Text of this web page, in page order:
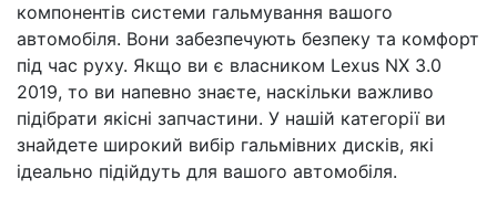
компонентів системи гальмування вашого
автомобіля. Вони забезпечують безпеку та комфорт
під час руху. Якщо ви є власником Lexus NX 3.0
2019, то ви напевно знаєте, наскільки важливо
підібрати якісні запчастини. У нашій категорії ви
знайдете широкий вибір гальмівних дисків, які
ідеально підійдуть для вашого автомобіля.